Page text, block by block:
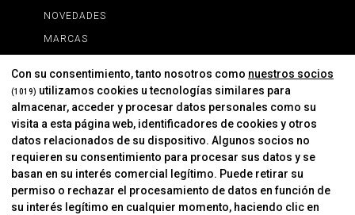
NOVEDADES
MARCAS
INFORMACIÓN
Contacto
Cambios Y Devoluciones
CORVER
Con su consentimiento, tanto nosotros como nuestros socios
(1019) utilizamos cookies u tecnologías similares para
almacenar, acceder y procesar datos personales como su
visita a esta página web, identificadores de cookies y otros
datos relacionados de su dispositivo. Algunos socios no
requieren su consentimiento para procesar sus datos y se
basan en su interés comercial legítimo. Puede retirar su
permiso o rechazar el procesamiento de datos en función de
su interés legítimo en cualquier momento, haciendo clic en